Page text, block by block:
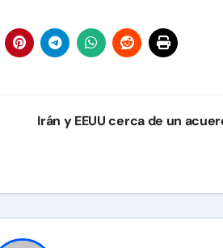
Irán y EEUU cerca de un